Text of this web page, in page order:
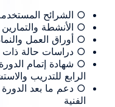
○ الشرائح
○ الأنشطة والتمارين
○ أوراق العمل
○ دراسات حالة ذات
الرابع للتدريب
○ دعم ما بعد الدورة
الفنية